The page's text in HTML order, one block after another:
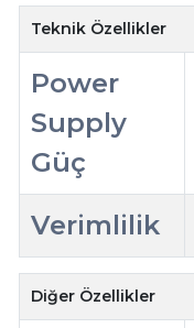
Teknik Özellikler
Power
Supply
Güç
Verimlilik
Diğer Özellikler